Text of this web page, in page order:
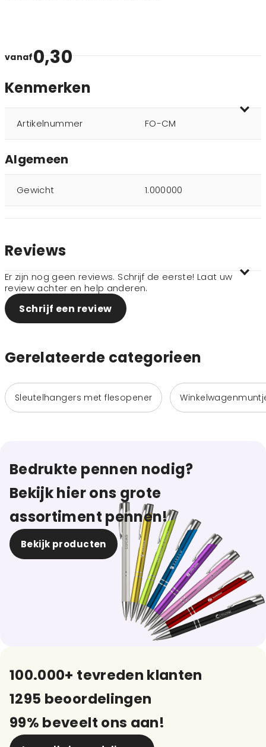
vanaf0,30
Kenmerken
Artikelnummer FO-CM
Algemeen
Gewicht 1.000000
Reviews
Er zijn nog geen reviews. Schrijf de eerste! Laat uw
review achter en help anderen.
Schrijf een review
Gerelateerde categorieen
Sleutelhangers met flesopener
Bedrukte pennen nodig?
Bekijk hier ons grote
assortiment pennen!
Bekijk producten
100.000+ tevreden klanten
1295 beoordelingen
99% beveelt ons aan!